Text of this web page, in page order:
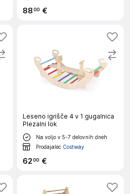
8800 €
Leseno igrišče 4 v 1 gugalnica
Plezalni lok
Na voljo v 5-7 delovnih dneh
Prodajalec Costway
6200 €